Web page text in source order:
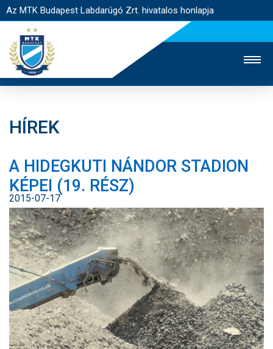
Az MTK Budapest Labdarúgó Zrt. hivatalos honlapja
JEGYÉRTÉKESÍTÉS
WEBSHOP
STADION
EGYESÜLET
NYITÓLAP
HÍREK
CSAPATOK
MÉRKŐZÉSEK
KLUB
GALÉRIA
HÍREK
A HIDEGKUTI NÁNDOR STADION
KÉPEI (19. RÉSZ)
2015-07-17